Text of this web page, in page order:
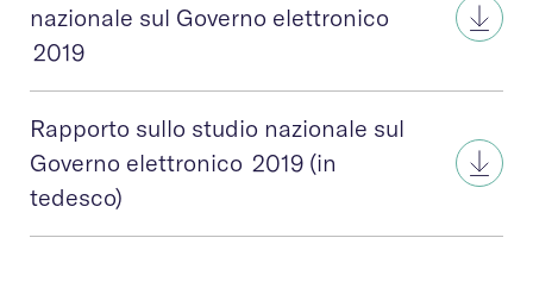
nazionale sul Governo elettronico
2019
Rapporto sullo studio nazionale sul
Governo elettronico 2019 (in
tedesco)